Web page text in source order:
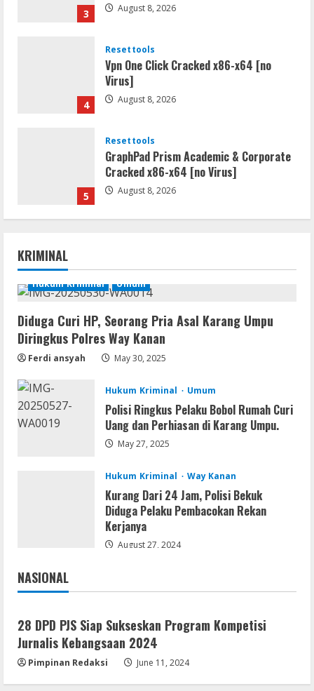
3 August 8, 2026
4
Resettools
Vpn One Click Cracked x86-x64 [no
Virus]
August 8, 2026
5
Resettools
GraphPad Prism Academic & Corporate
Cracked x86-x64 [no Virus]
August 8, 2026
1 August 8, 2026
Img
Office 365 Professional Plus ISO File
Multilanguage
Movies
Vertex Force 2026 BRRip UHD DDP5.1
𝐘𝐢𝐟𝐲 𝐌𝐨𝐯𝐢𝐞𝐬 Magnet
Resettools
Vpn One Click Cracked x86-x64 [no
Virus]
5
Cracked x86-x64 [no Virus]
August 8, 2026
KRIMINAL
Hukum Kriminal Umum
Diduga Curi HP, Seorang Pria Asal Karang Umpu
Diringkus Polres Way Kanan
Ferdi ansyah May 30, 2025
Hukum Kriminal Umum
Polisi Ringkus Pelaku Bobol Rumah Curi
Uang dan Perhiasan di Karang Umpu.
May 27, 2025
Hukum Kriminal Way Kanan
Kurang Dari 24 Jam, Polisi Bekuk
Diduga Pelaku Pembacokan Rekan
Kerjanya
August 27, 2024
NASIONAL
Jakarta
28 DPD PJS Siap Sukseskan Program Kompetisi
Jurnalis Kebangsaan 2024
Pimpinan Redaksi June 11, 2024